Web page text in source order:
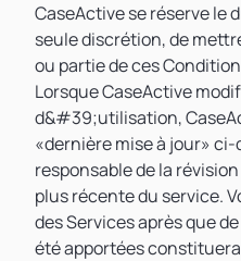
CaseActive se réserve le
seule discrétion, de
ou partie de ces
Lorsque CaseActive
d&#39;utilisation,
«dernière mise à jour» ci-
responsable de la
plus récente du service.
des Services après que
été apportées